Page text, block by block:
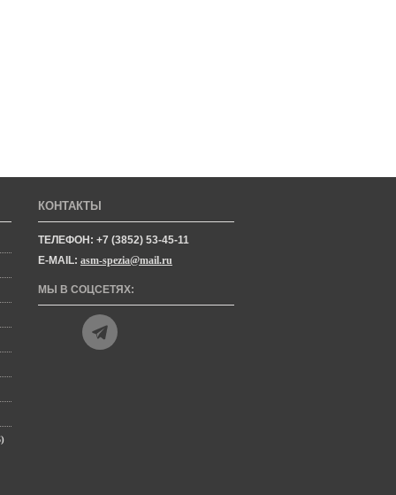
КОНТАКТЫ
ТЕЛЕФОН: +7 (3852) 53-45-11
E-MAIL: asm-spezia@mail.ru
МЫ В СОЦСЕТЯХ: